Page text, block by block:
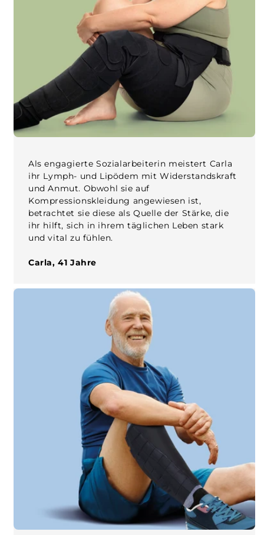
Als engagierte Sozialarbeiterin meistert Carla
ihr Lymph- und Lipödem mit Widerstandskraft
und Anmut. Obwohl sie auf
Kompressionskleidung angewiesen ist,
betrachtet sie diese als Quelle der Stärke, die
ihr hilft, sich in ihrem täglichen Leben stark
und vital zu fühlen.
Carla, 41 Jahre